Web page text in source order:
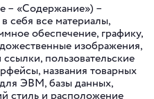
– «Содержание») –
себя все материалы,
обеспечение, графику,
изображения,
пользовательские
названия товарных
ЭВМ, базы данных,